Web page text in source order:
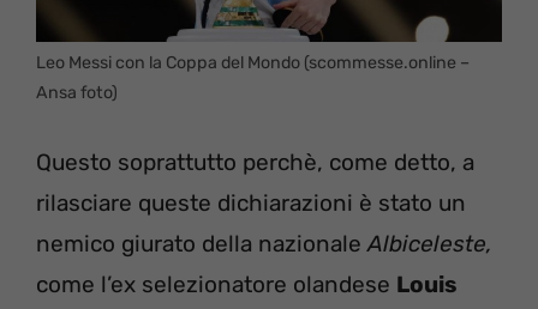
Leo Messi con la Coppa del Mondo (scommesse.online –
Ansa foto)
Questo soprattutto perchè, come detto, a
rilasciare queste dichiarazioni è stato un
nemico giurato della nazionaleAlbiceleste,
come l’ex selezionatore olandese Louis